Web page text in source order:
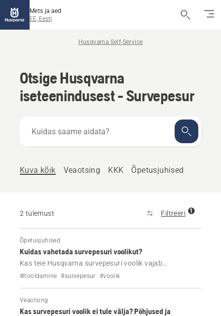
Mets ja aed
EE, Eesti
Husqvarna Self-Service
Otsige Husqvarna
iseteenindusest - Survepesur
saame
Kuva kõik Veaotsing KKK Õpetusjuhised
2 tulemust Filtreeri 1
Õpetusjuhised
Kuidas vahetada survepesuri voolikut?
Kas teie Husqvarna survepesuri voolik vajab
väljavahetamist? Lugege üksikasjalikku juhendit, kuidas
#hooldamine #survepesur #voolik
Veaotsing
Kas survepesuri voolik ei tule välja? Põhjused ja